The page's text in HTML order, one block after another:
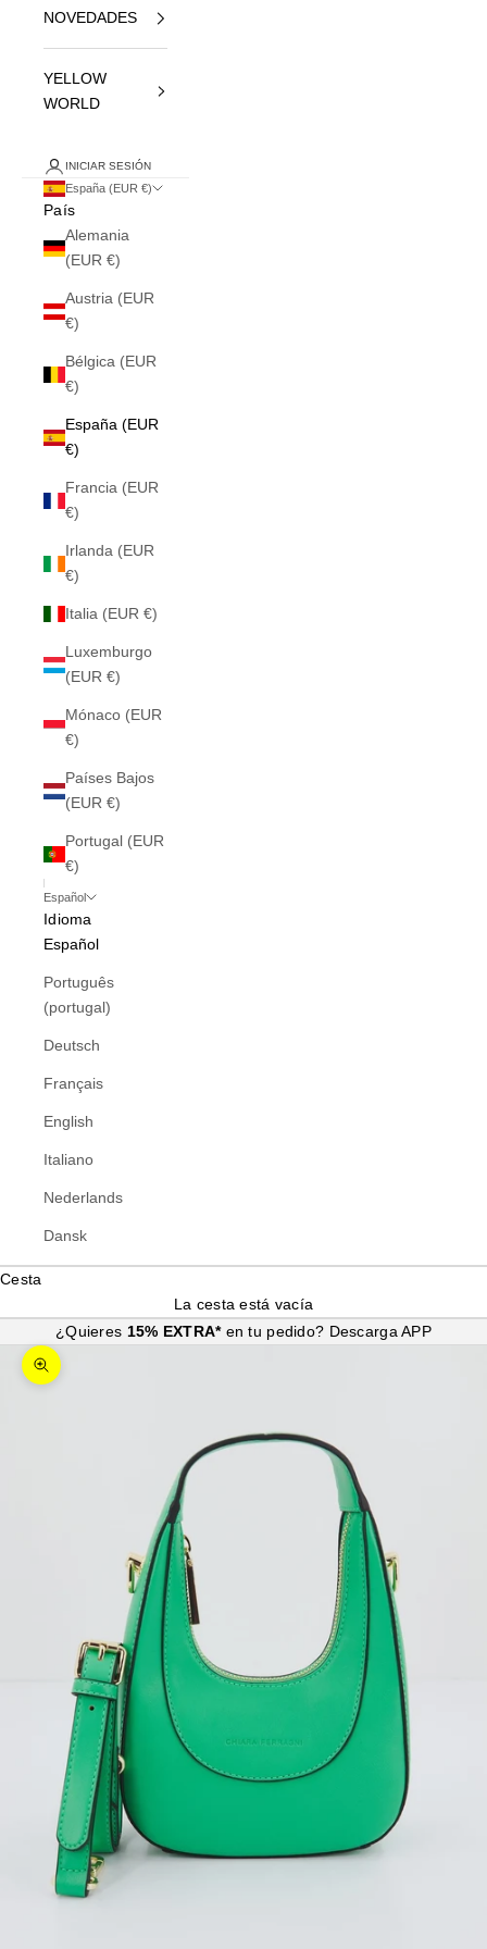
NOVEDADES
YELLOW
WORLD
INICIAR SESIÓN
España (EUR €)
País
Alemania
(EUR €)
Austria (EUR
€)
Bélgica (EUR
€)
España (EUR
€)
Francia (EUR
€)
Irlanda (EUR
€)
Italia (EUR €)
Luxemburgo
(EUR €)
Mónaco (EUR
€)
Países Bajos
(EUR €)
Portugal (EUR
€)
Español
Idioma
Español
Português
(portugal)
Deutsch
Français
English
Italiano
Nederlands
Dansk
Cesta
La cesta está vacía
¿Quieres 15% EXTRA* en tu pedido? Descarga APP
Zoom